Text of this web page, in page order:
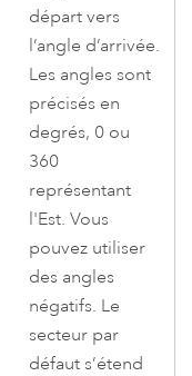
départ vers
l’angle d’arrivée.
Les angles sont
précisés en
degrés, 0 ou
360
représentant
l'Est. Vous
pouvez utiliser
des angles
négatifs. Le
secteur par
défaut s’étend